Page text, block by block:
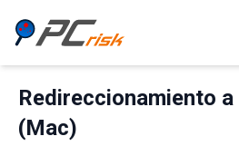
Redireccionamiento a
(Mac)